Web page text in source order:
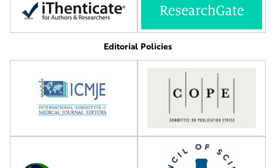
Editorial Policies